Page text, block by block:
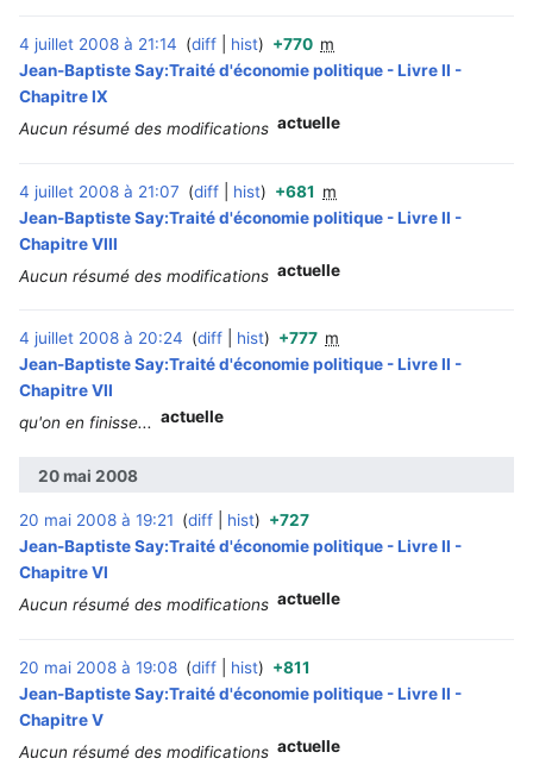
4 juillet 2008 à 21:14 diff hist +770 m
Jean-Baptiste Say:Traité d'économie politique - Livre II -
Chapitre IX
Aucun résumé des modifications actuelle
4 juillet 2008 à 21:07 diff hist +681 m
Jean-Baptiste Say:Traité d'économie politique - Livre II -
Chapitre VIII
Aucun résumé des modifications actuelle
4 juillet 2008 à 20:24 diff hist +777 m
Jean-Baptiste Say:Traité d'économie politique - Livre II -
Chapitre VII
qu'on en finisse... actuelle
20 mai 2008
20 mai 2008 à 19:21 diff hist +727
Jean-Baptiste Say:Traité d'économie politique - Livre II -
Chapitre VI
Aucun résumé des modifications actuelle
20 mai 2008 à 19:08 diff hist +811
Jean-Baptiste Say:Traité d'économie politique - Livre II -
Chapitre V
Aucun résumé des modifications actuelle